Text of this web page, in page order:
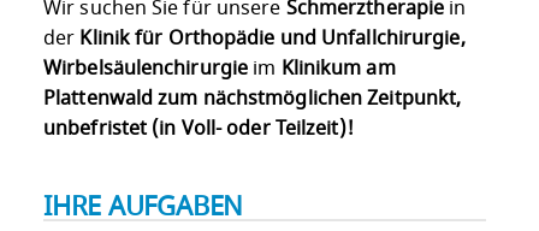
Wir suchen Sie für unsere Schmerztherapie in
der Klinik für Orthopädie und Unfallchirurgie,
Wirbelsäulenchirurgie im Klinikum am
Plattenwald zum nächstmöglichen Zeitpunkt,
unbefristet (in Voll- oder Teilzeit)!
IHRE AUFGABEN